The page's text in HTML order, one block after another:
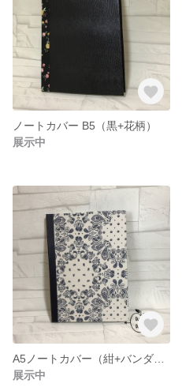
ノートカバー B5（黒+花柄）
展示中
展示中